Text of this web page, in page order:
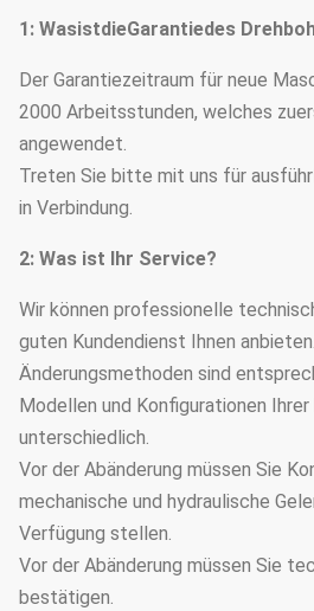
1: WasistdieGarantiedes
Der Garantiezeitraum für neue
2000 Arbeitsstunden, welches
angewendet.
Treten Sie bitte mit uns für
in Verbindung.
2: Was ist Ihr Service?
Wir können professionelle
guten Kundendienst Ihnen anbieten.
Änderungsmethoden sind
Modellen und Konfigurationen
unterschiedlich.
Vor der Abänderung müssen Sie
mechanische und hydraulische
Verfügung stellen.
Vor der Abänderung müssen Sie
bestätigen.